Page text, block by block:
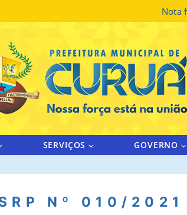
Nota
SERVIÇOS GOVERNO
Nº 010/2021